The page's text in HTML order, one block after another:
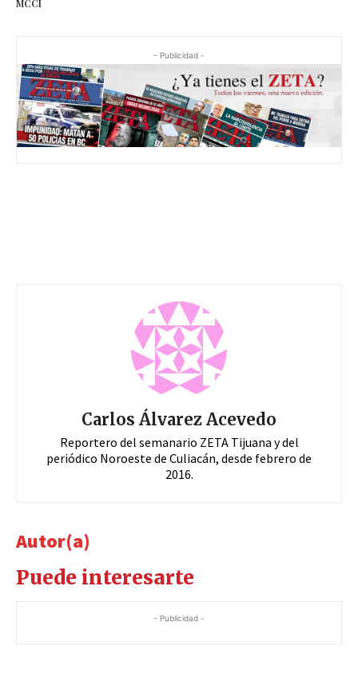
MCCI
- Publicidad -
Carlos Álvarez Acevedo
Reportero del semanario ZETA Tijuana y del
periódico Noroeste de Culiacán, desde febrero de
2016.
Autor(a)
Puede interesarte
- Publicidad -